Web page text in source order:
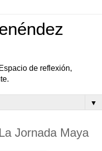
de reflexión,
▼
Jornada Maya